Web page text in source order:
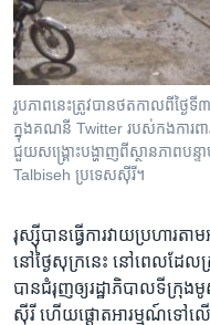
សម្ព័ន្ធ​
រំលង​
និង​
ទៅ​
កាន់​
ទំព័រ​
រក
Khmer English
បណ្តាញ​សង្គម
ភាសា
រូប​ភាព​នេះ​ត្រូវ​បាន​ថត​កាលពី​ថ្ងៃ
ក្នុង​គណនី​ Twitter របស់​កង​ការព
ជួយសង្គ្រោះ​បង្ហាញ​ពី​ស្ថានភាព​បន្ទ
Talbiseh ប្រទេស​ស៊ីរី។
រុស្ស៊ី​បាន​ធ្វើ​ការ​វាយ​ប្រហារត
នៅ​ថ្ងៃ​សុក្រ​នេះ នៅពេល​ដែល​
បាន​ជំរុញ​ឲ្យ​រដ្ឋាភិបាល​ទីក្រុង​
ស៊ីរី ​ហើយ​ផ្តោតអារម្មណ៍ទៅ​លើ​